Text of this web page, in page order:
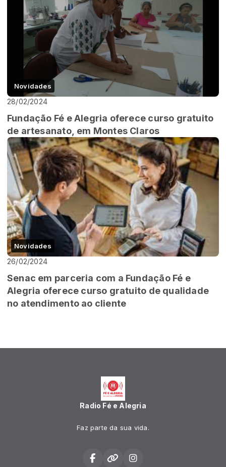
Novidades
28/02/2024
Fundação Fé e Alegria oferece curso gratuito
de artesanato, em Montes Claros
Novidades
26/02/2024
Senac em parceria com a Fundação Fé e
Alegria oferece curso gratuito de qualidade
no atendimento ao cliente
Radio Fé e Alegria
Faz parte da sua vida.